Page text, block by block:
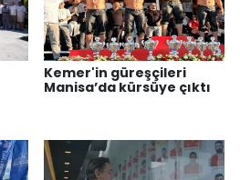
Kemer'in güreşçileri
Manisa’da kürsüye çıktı